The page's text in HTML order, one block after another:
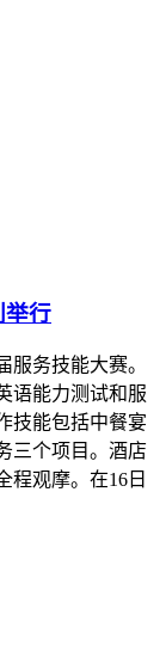
举行
服务技能大赛。
语能力测试和服
技能包括中餐宴
三个项目。酒店
程观摩。在16日